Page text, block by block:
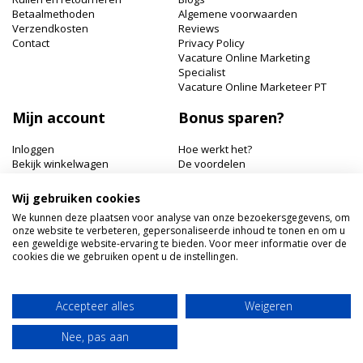
Betaalmethoden
Verzendkosten
Contact
Algemene voorwaarden
Reviews
Privacy Policy
Vacature Online Marketing
Specialist
Vacature Online Marketeer PT
Mijn account
Inloggen
Bekijk winkelwagen
Bonus sparen?
Hoe werkt het?
De voordelen
Hairworldshop.nl
Havik 41, 3811 EX Amersfoort
+31 033 462 41 40
BTW NL: NL001956496B19
IBAN: NL59INGB0005905773
Copyright © 2020 Hairworldshop.nl, Inc. All rights reserved.
Wij gebruiken cookies
We kunnen deze plaatsen voor analyse van onze bezoekersgegevens, om
onze website te verbeteren, gepersonaliseerde inhoud te tonen en om u
een geweldige website-ervaring te bieden. Voor meer informatie over de
cookies die we gebruiken opent u de instellingen.
Accepteer alles
Weigeren
Nee, pas aan